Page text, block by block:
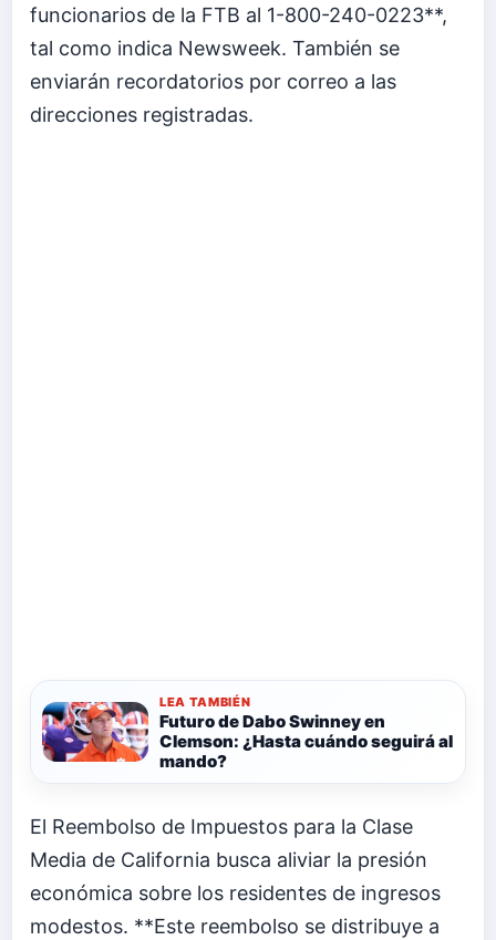
funcionarios de la FTB al 1-800-240-0223**,
tal como indica Newsweek. También se
enviarán recordatorios por correo a las
direcciones registradas.
LEA TAMBIÉN
Futuro de Dabo Swinney en
Clemson: ¿Hasta cuándo seguirá al
mando?
El Reembolso de Impuestos para la Clase
Media de California busca aliviar la presión
económica sobre los residentes de ingresos
modestos. **Este reembolso se distribuye a